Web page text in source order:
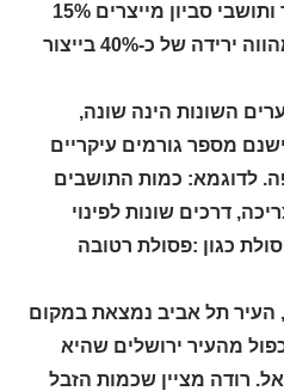
פחות מכפר שמריהו -וזה מהווה ירידה של כ-40% בייצור
השונות הינה שונה,
מספר גורמים עיקריים
לדוגמא: כמות התושבים
דרכים שונות לפינוי
כגון :פסולת רטובה
העיר תל אביב נמצאת במקום
כפול מהעיר ירושלים שהיא
רודה מציין שכמות הזבל